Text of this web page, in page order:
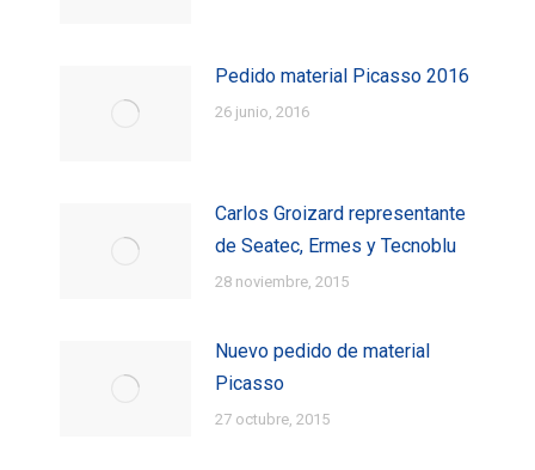
Pedido material Picasso 2016
26 junio, 2016
Carlos Groizard representante
de Seatec, Ermes y Tecnoblu
28 noviembre, 2015
Nuevo pedido de material
Picasso
27 octubre, 2015